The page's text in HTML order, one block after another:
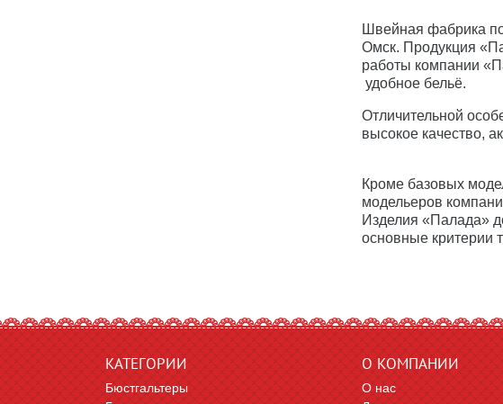
Швейная фабрика
Омск. Продукция
работы компании
удобное бельё.
Отличительной
высокое качество,
Кроме базовых
модельеров
Изделия «Палада»
основные критерии
КАТЕГОРИИ
Бюстгальтеры
О КОМПАНИИ
О нас